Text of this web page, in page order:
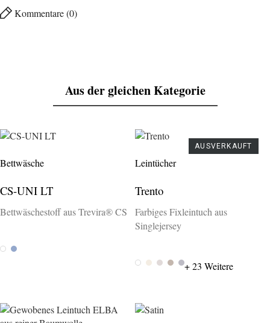
Kommentare (0)
Aus der gleichen Kategorie
Bettwäsche
CS-UNI LT
Bettwäschestoff aus Trevira® CS
WeissAzur
Leintücher
Trento
Farbiges Fixleintuch aus
Singlejersey
AUSVERKAUFT
Weiss 100
Wollweiss 572
Natur 1400
Basalt 079
Platin 017
+ 23 Weitere